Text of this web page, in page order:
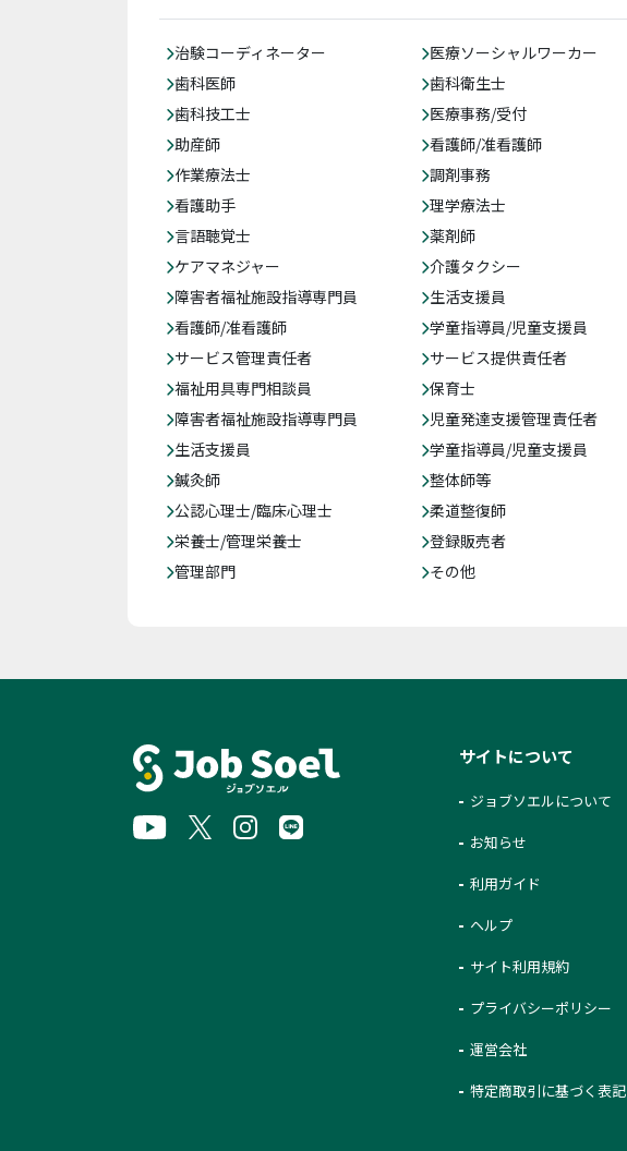
治験コーディネーター 医療ソーシャルワーカー
歯科医師
歯科衛生士
歯科技工士
医療事務/受付
助産師
看護師/准看護師
作業療法士
調剤事務
看護助手
理学療法士
言語聴覚士
薬剤師
ケアマネジャー
介護タクシー
障害者福祉施設指導専門員
生活支援員
看護師/准看護師
学童指導員/児童支援員
サービス管理責任者
サービス提供責任者
福祉用具専門相談員
保育士
障害者福祉施設指導専門員
児童発達支援管理責任者
生活支援員
学童指導員/児童支援員
鍼灸師
整体師等
公認心理士/臨床心理士
柔道整復師
栄養士/管理栄養士
登録販売者
管理部門
その他
サイトについて
ジョブソエルについて
お知らせ
利用ガイド
ヘルプ
サイト利用規約
プライバシーポリシー
運営会社
特定商取引に基づく表記